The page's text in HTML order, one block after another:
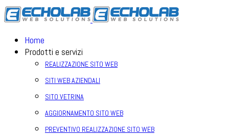
Home
Prodotti e servizi
REALIZZAZIONE SITO WEB
SITI WEB AZIENDALI
SITO VETRINA
AGGIORNAMENTO SITO WEB
PREVENTIVO REALIZZAZIONE SITO WEB